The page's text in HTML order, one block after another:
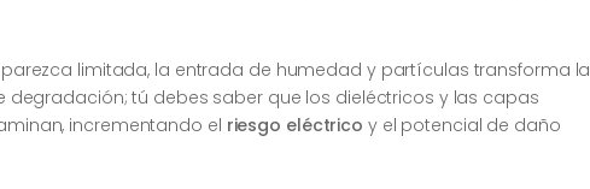
limitada, la entrada de humedad y partículas transforma la
degradación; tú debes saber que los dieléctricos y las capas
incrementando el riesgo eléctrico y el potencial de daño